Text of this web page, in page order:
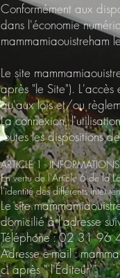
Conformément aux
dans l'économie
mammamiaouistreham
Le site
après "le Site"). L'accès
qu'aux lois et/ou
La connexion,
toutes les dispositions
ARTICLE 1 -
En vertu de l'Article 6 de la
l'identité des différents
Le site
domicilié à l'adresse
Téléphone : 02 31 96
Adresse e-mail :
ci après " l'Éditeur "